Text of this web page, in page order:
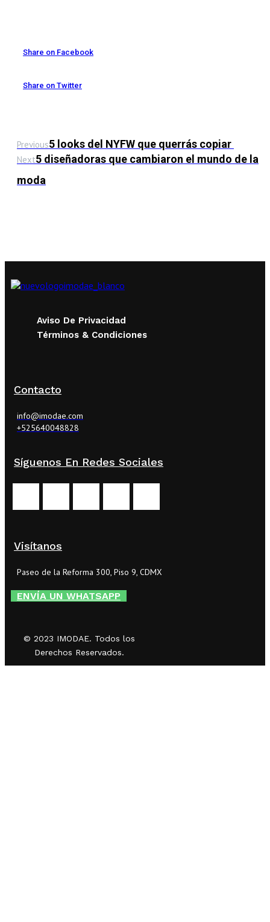
Share on Facebook
Share on Twitter
Previous5 looks del NYFW que querrás copiar
Next5 diseñadoras que cambiaron el mundo de la
moda
Aviso De Privacidad
Términos & Condiciones
Contacto
info@imodae.com
+525640048828
Síguenos En Redes Sociales
Visítanos
Paseo de la Reforma 300, Piso 9, CDMX
ENVÍA UN WHATSAPP
© 2023 IMODAE. Todos los
Derechos Reservados.